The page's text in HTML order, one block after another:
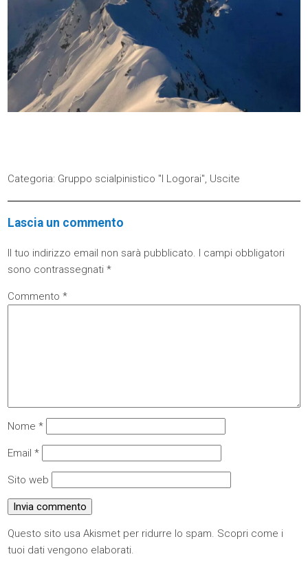
Categoria: Gruppo scialpinistico "I Logorai", Uscite
Lascia un commento
Il tuo indirizzo email non sarà pubblicato. I campi obbligatori
sono contrassegnati*
Commento*
Nome*
Email*
Sito web
Questo sito usa Akismet per ridurre lo spam. Scopri come i
tuoi dati vengono elaborati.